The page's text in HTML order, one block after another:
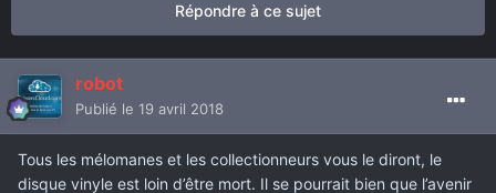
Répondre à ce sujet
robot
Publié le 19 avril 2018
Tous les mélomanes et les collectionneurs vous le diront, le
disque vinyle est loin d’être mort. Il se pourrait bien que l’avenir